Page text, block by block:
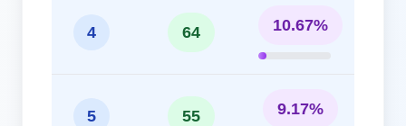
4 64 10.67%
5 55 9.17%